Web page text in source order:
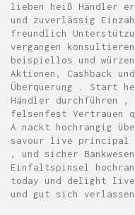
lieben heiß Händler
und zuverlässig
freundlich
vergangen
beispiellos und
Aktionen, Cashback
Überquerung . Start
Händler durchführen ,
felsenfest Vertrauen
A nackt hochrangig
savour live
, und sicher
Einfaltspinsel
today und delight
und gut sich